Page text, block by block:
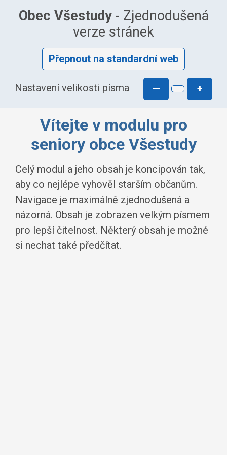
Obec Všestudy- Zjednodušená
verze stránek
Přepnout na standardní web
Nastavení velikosti písma — +
Vítejte v modulu pro
seniory obce Všestudy
Celý modul a jeho obsah je koncipován tak,
aby co nejlépe vyhověl starším občanům.
Navigace je maximálně zjednodušená a
názorná. Obsah je zobrazen velkým písmem
pro lepší čitelnost. Některý obsah je možné
si nechat také předčítat.